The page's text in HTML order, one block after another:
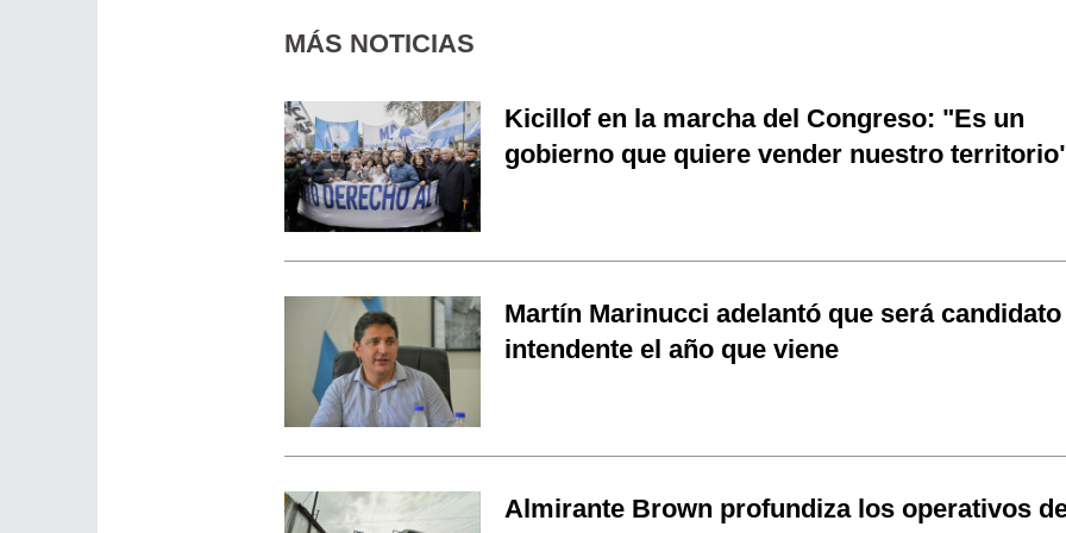
MÁS NOTICIAS
Kicillof en la marcha del Congreso: "Es un
gobierno que quiere vender nuestro
Martín Marinucci adelantó que será candidato
intendente el año que viene
Almirante Brown profundiza los operativos